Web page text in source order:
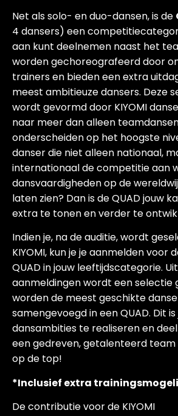
Net als solo- en duo-dansen, is de
4 dansers) een
aan kunt deelnemen naast het
worden gechoreografeerd door
trainers en bieden een extra
meest ambitieuze dansers. Deze
wordt gevormd door KIYOMI
naar meer dan alleen
onderscheiden op het hoogste
danser die niet alleen nationaal,
internationaal de competitie aan
dansvaardigheden op de
laten zien? Dan is de QUAD jouw
extra te tonen en verder te
Indien je, na de auditie, wordt
KIYOMI, kun je je aanmelden voor
QUAD in jouw leeftijdscategorie.
aanmeldingen wordt een selectie
worden de meest geschikte
samengevoegd in een QUAD. Dit
dansambities te realiseren en
een gedreven, getalenteerd
op de top!
*Inclusief extra
De contributie voor de KIYOMI